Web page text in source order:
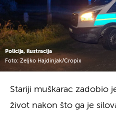
Policija, ilustracija
Foto: Zeljko Hajdinjak/Cropix
Stariji muškarac zadobio
život nakon što ga je